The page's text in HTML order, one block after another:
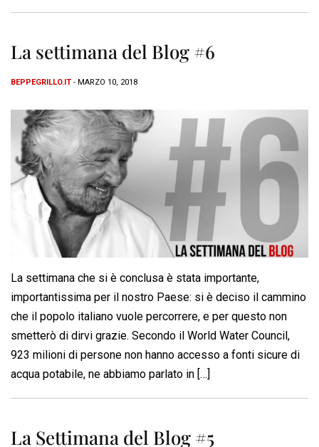
La settimana del Blog #6
BEPPEGRILLO.IT - MARZO 10, 2018
La settimana che si è conclusa è stata importante,
importantissima per il nostro Paese: si è deciso il cammino
che il popolo italiano vuole percorrere, e per questo non
smetterò di dirvi grazie. Secondo il World Water Council,
923 milioni di persone non hanno accesso a fonti sicure di
acqua potabile, ne abbiamo parlato in […]
La Settimana del Blog #5